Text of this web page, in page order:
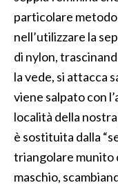
particolare
nell’utilizzare la
di nylon,
la vede, si attacca
viene salpato con
località della
è sostituita dalla
triangolare munito
maschio,